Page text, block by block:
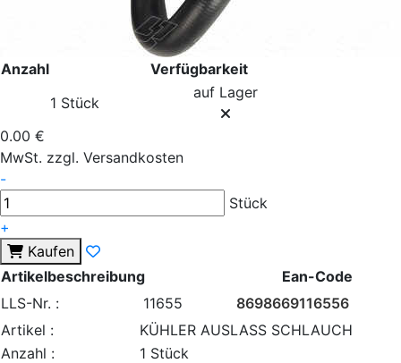
Anzahl
Verfügbarkeit
1 Stück
auf Lager
0.00 €
MwSt. zzgl. Versandkosten
-
Stück
+
Kaufen
Artikelbeschreibung
Ean-Code
LLS-Nr. :
11655
8698669116556
Artikel :
KÜHLER AUSLASS SCHLAUCH
Anzahl :
1 Stück